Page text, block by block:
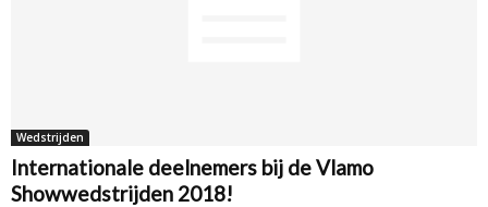
Wedstrijden
Internationale deelnemers bij de Vlamo
Showwedstrijden 2018!